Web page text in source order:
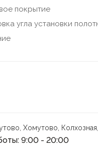
покрытие
угла установки
Хомутово,
9:00 - 20:00